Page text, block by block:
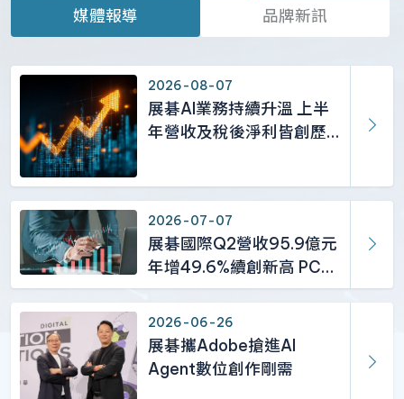
媒體報導 品牌新訊
2026-08-07
展碁AI業務持續升溫 上半
年營收及稅後淨利皆創歷
2026-07-07
展碁國際Q2營收95.9億元
年增49.6%續創新高 PC及
記憶體需求強勁挹注
2026-06-26
展碁攜Adobe搶進AI
Agent數位創作剛需